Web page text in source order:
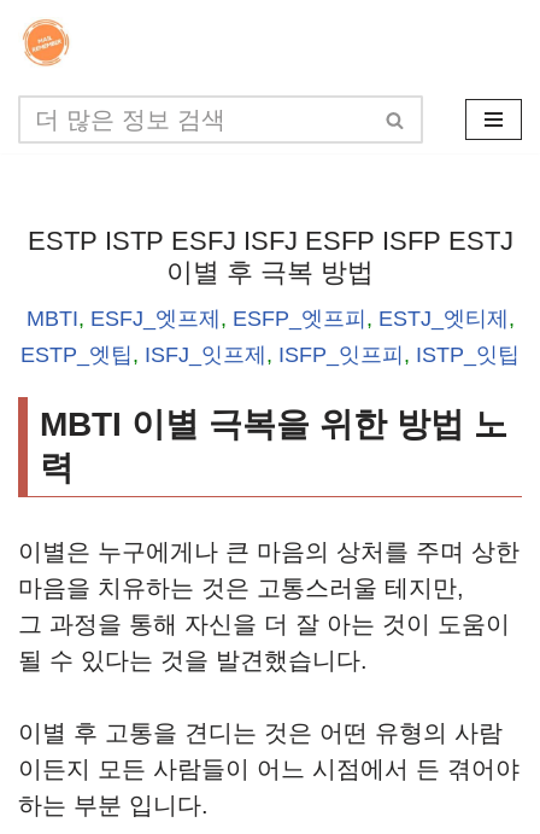
콘
텐
츠
너
기
ESTP ISTP ESFJ ISFJ ESFP ISFP ESTJ
이별 후 극복 방법
MBTI, ESFJ_엣프제 , ESFP_엣프피 , ESTJ_엣티제 ,
ESTP_엣팁 , ISFJ_잇프제 , ISFP_잇프피 , ISTP_잇팁
MBTI 이별 극복을 위한 방법 노
력
이별은 누구에게나 큰 마음의 상처를 주며 상한
마음을 치유하는 것은 고통스러울 테지만,
그 과정을 통해 자신을 더 잘 아는 것이 도움이
될 수 있다는 것을 발견했습니다.
이별 후 고통을 견디는 것은 어떤 유형의 사람
이든지 모든 사람들이 어느 시점에서 든 겪어야
하는 부분 입니다.